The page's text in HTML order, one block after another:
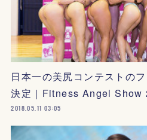
日本一の美尻コンテストの
決定｜Fitness Angel Show
2018.05.11 03:05